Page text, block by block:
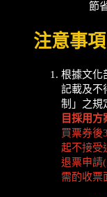
節
注意事項
根據文化
記載及不
制」之規
目採用方
買票券後
起不接受
退票申請
需酌收票